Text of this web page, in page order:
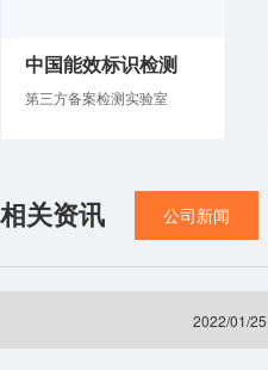
中国能效标识检测
第三方备案检测实验室
相关资讯 公司新闻
2022/01/25